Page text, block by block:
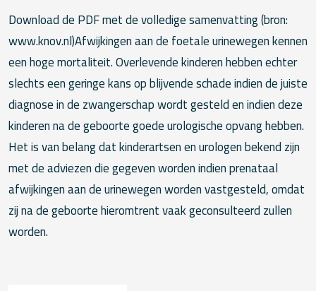
Download de PDF met de volledige samenvatting (bron:
www.knov.nl)Afwijkingen aan de foetale urinewegen kennen
een hoge mortaliteit. Overlevende kinderen hebben echter
slechts een geringe kans op blijvende schade indien de juiste
diagnose in de zwangerschap wordt gesteld en indien deze
kinderen na de geboorte goede urologische opvang hebben.
Het is van belang dat kinderartsen en urologen bekend zijn
met de adviezen die gegeven worden indien prenataal
afwijkingen aan de urinewegen worden vastgesteld, omdat
zij na de geboorte hieromtrent vaak geconsulteerd zullen
worden.